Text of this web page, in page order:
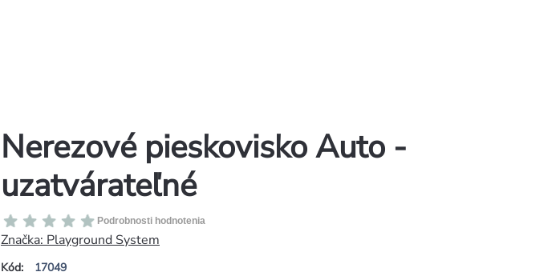
Nerezové pieskovisko Auto -
uzatvárateľné
Kód: 17049
Priemerné
hodnotenie
produktu
Podrobnosti hodnotenia
Značka: Playground System